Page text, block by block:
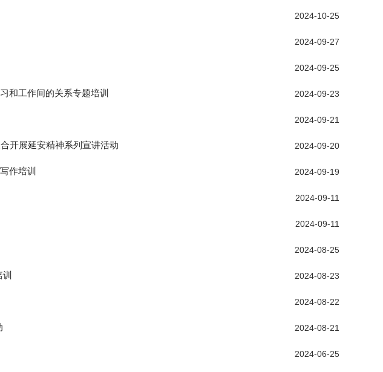
2024-10-25
2024-09-27
2024-09-25
和工作间的关系专题培训 2024-09-23
2024-09-21
开展延安精神系列宣讲活动 2024-09-20
作培训 2024-09-19
2024-09-11
2024-09-11
2024-08-25
2024-08-23
2024-08-22
2024-08-21
2024-06-25